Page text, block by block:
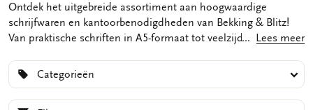
Ontdek het uitgebreide assortiment aan hoogwaardige
schrijfwaren en kantoorbenodigdheden van Bekking & Blitz!
Van praktische schriften in A5-formaat tot veelzijdige memo
Blitz heeft alles wat je nodig hebt om georganiseerd te blijven
en je creativiteit de vrije loop te laten. Onze schriften in A5-
formaat zijn perfect voor notities, aantekeningen en het
Lees meer
Categorieën